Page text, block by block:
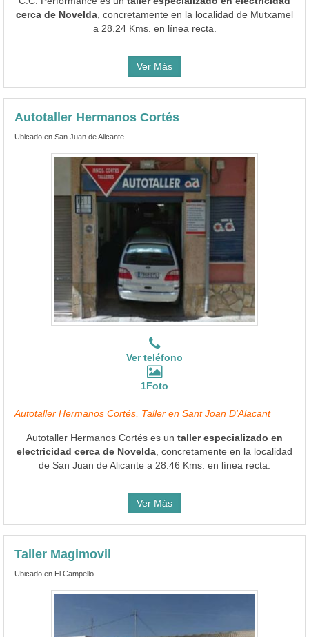
cerca de Novelda , concretamente en la localidad de Mutxamel
a 28.24 Kms. en línea recta.
Ver Más
Autotaller Hermanos Cortés
Ubicado en San Juan de Alicante
Ver teléfono
1Foto
Autotaller Hermanos Cortés, Taller en Sant Joan D'Alacant
Autotaller Hermanos Cortés es un taller especializado en
electricidad cerca de Novelda , concretamente en la localidad
de San Juan de Alicante a 28.46 Kms. en línea recta.
Ver Más
Taller Magimovil
Ubicado en El Campello